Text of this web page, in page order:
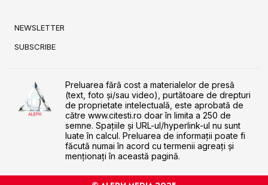
NEWSLETTER
SUBSCRIBE
Preluarea fără cost a materialelor de presă
(text, foto și/sau video), purtătoare de drepturi
de proprietate intelectuală, este aprobată de
către www.citesti.ro doar în limita a 250 de
semne. Spaţiile şi URL-ul/hyperlink-ul nu sunt
luate în calcul. Preluarea de informaţii poate fi
făcută numai în acord cu termenii agreaţi şi
menţionaţi în această pagină.